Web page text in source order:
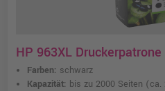
HP 963XL
Farben: schwarz
Kapazität: bis zu 2000 Seiten (ca.